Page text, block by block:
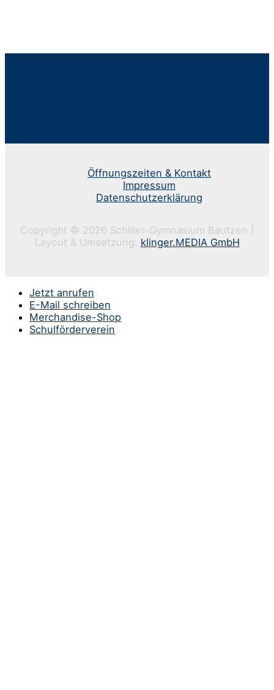
Öffnungszeiten & Kontakt
Impressum
Datenschutzerklärung
Copyright © 2026 Schiller-Gymnasium Bautzen |
Layout & Umsetzung: klinger.MEDIA GmbH
Jetzt anrufen
E-Mail schreiben
Merchandise-Shop
Schulförderverein